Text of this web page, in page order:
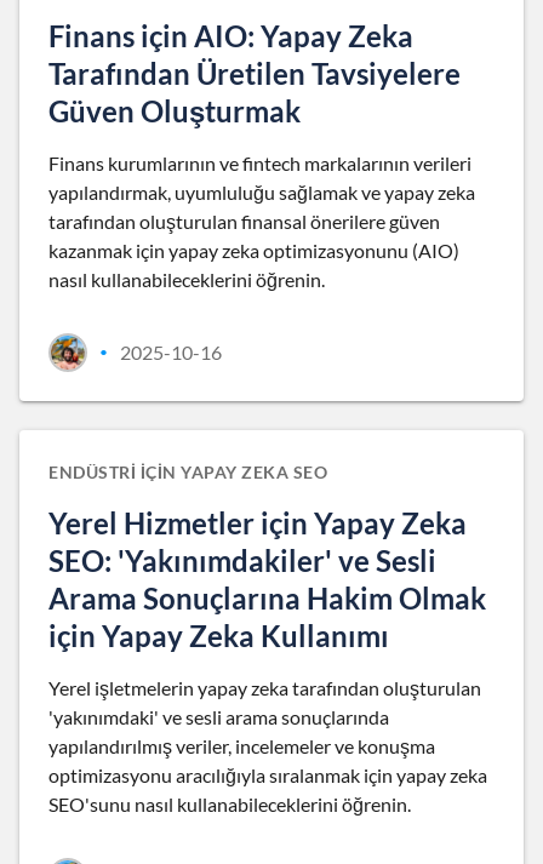
Finans için AIO: Yapay Zeka
Tarafından Üretilen Tavsiyelere
Güven Oluşturmak
Finans kurumlarının ve fintech markalarının verileri
yapılandırmak, uyumluluğu sağlamak ve yapay zeka
tarafından oluşturulan finansal önerilere güven
kazanmak için yapay zeka optimizasyonunu (AIO)
nasıl kullanabileceklerini öğrenin.
• 2025-10-16
ENDÜSTRI IÇIN YAPAY ZEKA SEO
Yerel Hizmetler için Yapay Zeka
SEO: 'Yakınımdakiler' ve Sesli
Arama Sonuçlarına Hakim Olmak
için Yapay Zeka Kullanımı
Yerel işletmelerin yapay zeka tarafından oluşturulan
'yakınımdaki' ve sesli arama sonuçlarında
yapılandırılmış veriler, incelemeler ve konuşma
optimizasyonu aracılığıyla sıralanmak için yapay zeka
SEO'sunu nasıl kullanabileceklerini öğrenin.